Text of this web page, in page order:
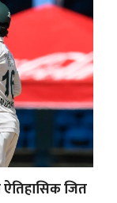
ऐतिहासिक जित